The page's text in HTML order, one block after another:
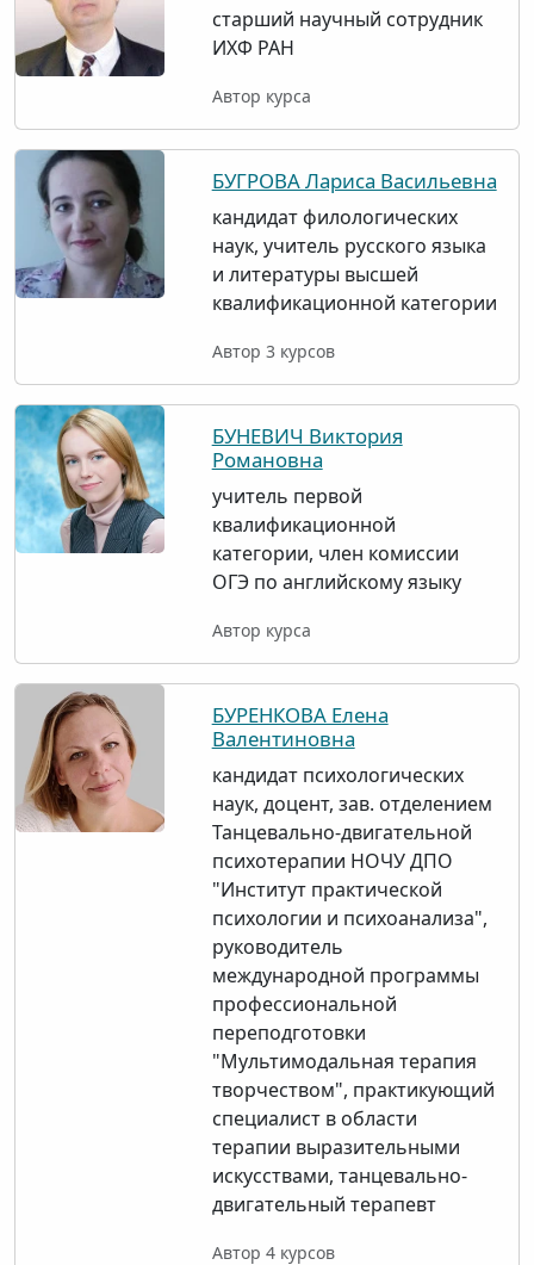
старший научный сотрудник
ИХФ РАН
Автор курса
БУГРОВА Лариса Васильевна
кандидат филологических
наук, учитель русского языка
и литературы высшей
квалификационной категории
Автор 3 курсов
БУНЕВИЧ Виктория
Романовна
учитель первой
квалификационной
категории, член комиссии
ОГЭ по английскому языку
Автор курса
БУРЕНКОВА Елена
Валентиновна
кандидат психологических
наук, доцент, зав. отделением
Танцевально-двигательной
психотерапии НОЧУ ДПО
"Институт практической
психологии и психоанализа",
руководитель
международной программы
профессиональной
переподготовки
"Мультимодальная терапия
творчеством", практикующий
специалист в области
терапии выразительными
искусствами, танцевально-
двигательный терапевт
Автор 4 курсов